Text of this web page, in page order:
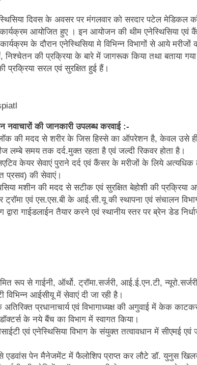
दिवस के अवसर पर मंगलवार को सरदार पटेल मेडिकल
कार्यक्रम आयोजित हुए । इन आयोजन की थीम एनेस्थिसिया
के दौरान एनेस्थिसिया मे विभिन्न विभागों से आये मरीजों
निश्चेतन की प्रक्रिया के बारे में जागरूक किया तथा बताया
प्रक्रिया सरल एवं सुरक्षित हुई हैं।
की जानकारी उपलब्ध करवाई :-
की मदद से शरीर के जिस हिस्से का ऑपरेशन है, केवल उसे
लम्बे समय तक दर्द.मुक्त रहता है एवं जल्दी रिकवर होता है।
केयर सेवाएं पुराने दर्द एवं कैंसर के मरीजों के लिये अत्यधिक
प्रसव) की सेवाएं।
मशीन की मदद से सटीक एवं सुरक्षित बेहोशी की प्रक्रिया
एवं एस.एस.बी के आई.सी.यू की स्थापना एवं संचालन विभाग
गाईडलाईन तैयार करने एवं स्थानीय स्तर पर ब्रेन डेड
रूप से गाईनी, ऑर्थो. ट्रॉमा.सर्जरी, आई.ई.एन.टी,
आईसीयू में सेवाएं दी जा रही है।
प्रधानाचार्य एवं विभागाध्यक्ष की अगुवाई में केक
डॉक्टर्स के नये बैंच का विभाग में स्वागत किया।
एवं एनेस्थिसिया विभाग के संयुक्त तत्वावधान में सीएमई
एडवांस पेन मैनेजमेंट में फैलोशिप प्राप्त कर लौटे डॉ. युनुस